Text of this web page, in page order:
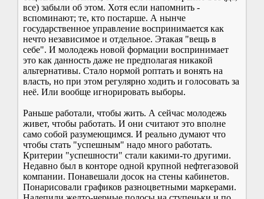
все) забыли об этом. Хотя если напомнить -
вспоминают; те, кто постарше. А нынче
государственное управление воспринимается как
нечто независимое и отдельное. Этакая "вещь в
себе". И молодежь новой формации воспринимает
это как данность даже не предполагая никакой
альтернативы. Стало нормой роптать и вонять на
власть, но при этом регулярно ходить и голосовать за
неё. Или вообще игнорировать выборы.
Раньше работали, чтобы жить. А сейчас молодежь
живет, чтобы работать. И они считают это вполне
само собой разумеющимся. И реально думают что
чтобы стать "успешным" надо много работать.
Критерии "успешности" стали какими-то другими.
Недавно был в конторе одной крупной нефтегазовой
компании. Понавешали досок на стены кабинетов.
Понарисовали графиков разноцветными маркерами.